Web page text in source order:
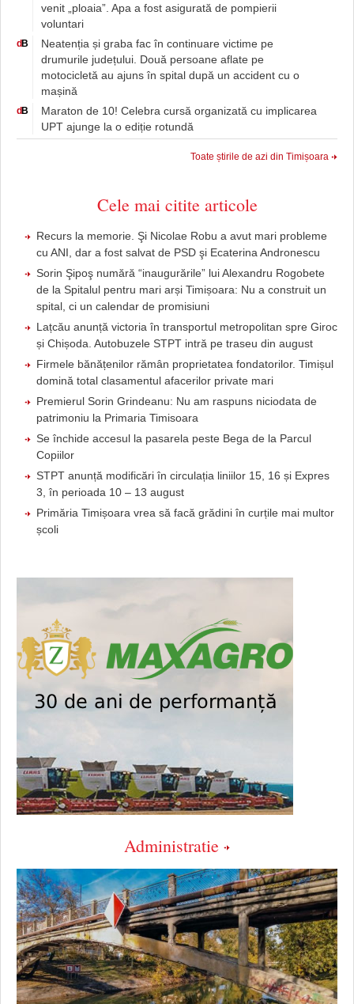
venit „ploaia”. Apa a fost asigurată de pompierii
voluntari
dB
Neatenția și graba fac în continuare victime pe
drumurile județului. Două persoane aflate pe
motocicletă au ajuns în spital după un accident cu o
mașină
dB
Maraton de 10! Celebra cursă organizată cu implicarea
UPT ajunge la o ediție rotundă
Toate știrile de azi din Timișoara
Cele mai citite articole
Recurs la memorie. Şi Nicolae Robu a avut mari probleme
cu ANI, dar a fost salvat de PSD şi Ecaterina Andronescu
Sorin Şipoş numără “inaugurările” lui Alexandru Rogobete
de la Spitalul pentru mari arși Timișoara: Nu a construit un
spital, ci un calendar de promisiuni
Lațcău anunță victoria în transportul metropolitan spre Giroc
și Chișoda. Autobuzele STPT intră pe traseu din august
Firmele bănățenilor rămân proprietatea fondatorilor. Timișul
domină total clasamentul afacerilor private mari
Premierul Sorin Grindeanu: Nu am raspuns niciodata de
patrimoniu la Primaria Timisoara
Se închide accesul la pasarela peste Bega de la Parcul
Copiilor
STPT anunță modificări în circulația liniilor 15, 16 și Expres
3, în perioada 10 – 13 august
Primăria Timișoara vrea să facă grădini în curțile mai multor
școli
Administratie